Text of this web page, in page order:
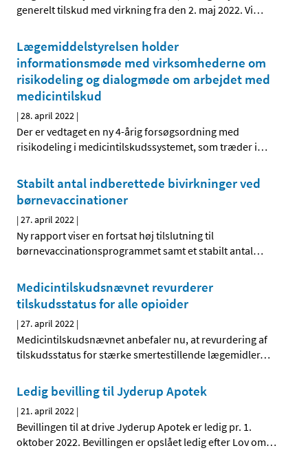
generelt tilskud med virkning fra den 2. maj 2022. Vi…
Lægemiddelstyrelsen holder
informationsmøde med virksomhederne om
risikodeling og dialogmøde om arbejdet med
medicintilskud
|28. april 2022 |
Der er vedtaget en ny 4-årig forsøgsordning med
risikodeling i medicintilskudssystemet, som træder i…
Stabilt antal indberettede bivirkninger ved
børnevaccinationer
|27. april 2022 |
Ny rapport viser en fortsat høj tilslutning til
børnevaccinationsprogrammet samt et stabilt antal…
Medicintilskudsnævnet revurderer
tilskudsstatus for alle opioider
|27. april 2022 |
Medicintilskudsnævnet anbefaler nu, at revurdering af
tilskudsstatus for stærke smertestillende lægemidler…
Ledig bevilling til Jyderup Apotek
|21. april 2022 |
Bevillingen til at drive Jyderup Apotek er ledig pr. 1.
oktober 2022. Bevillingen er opslået ledig efter Lov om…